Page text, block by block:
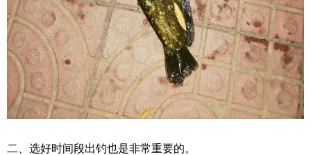
二、选好时间段出钓也是非常重要的。